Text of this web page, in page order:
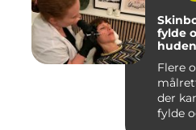
fylde
huden
Flere
der
fylde